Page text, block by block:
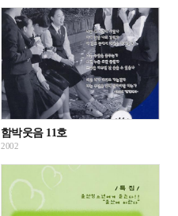
함박웃음 11호
2002